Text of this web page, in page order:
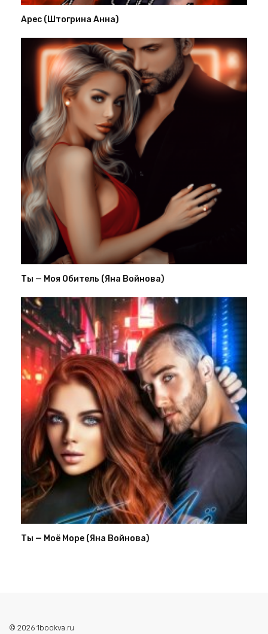
Арес (Штогрина Анна)
Ты — Моя Обитель (Яна Войнова)
Ты — Моё Море (Яна Войнова)
© 2026 1bookva.ru